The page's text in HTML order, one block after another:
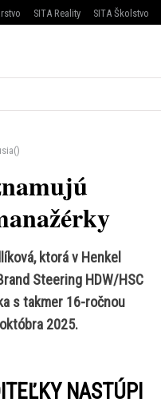
SITA Reality SITA Školstvo
)
ktorá v Henkel
Steering HDW/HSC
s takmer 16-ročnou
2025.
NASTÚPI